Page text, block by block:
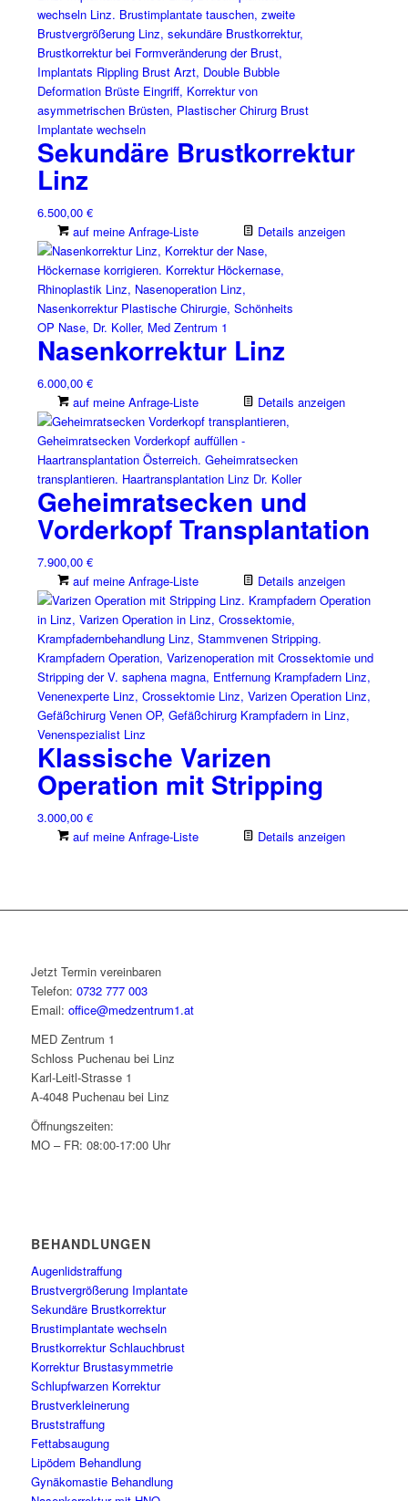
Sekundäre Brustkorrektur
Linz
6.500,00 €
auf meine Anfrage-Liste
Details anzeigen
Nasenkorrektur Linz
6.000,00 €
auf meine Anfrage-Liste
Details anzeigen
Geheimratsecken und
Vorderkopf Transplantation
7.900,00 €
auf meine Anfrage-Liste
Details anzeigen
Klassische Varizen
Operation mit Stripping
3.000,00 €
auf meine Anfrage-Liste
Details anzeigen
Jetzt Termin vereinbaren
Telefon: 0732 777 003
Email: office@medzentrum1.at
MED Zentrum 1
Schloss Puchenau bei Linz
Karl-Leitl-Strasse 1
A-4048 Puchenau bei Linz
Öffnungszeiten:
MO – FR: 08:00-17:00 Uhr
BEHANDLUNGEN
Augenlidstraffung
Brustvergrößerung Implantate
Sekundäre Brustkorrektur
Brustimplantate wechseln
Brustkorrektur Schlauchbrust
Korrektur Brustasymmetrie
Schlupfwarzen Korrektur
Brustverkleinerung
Bruststraffung
Fettabsaugung
Lipödem Behandlung
Gynäkomastie Behandlung